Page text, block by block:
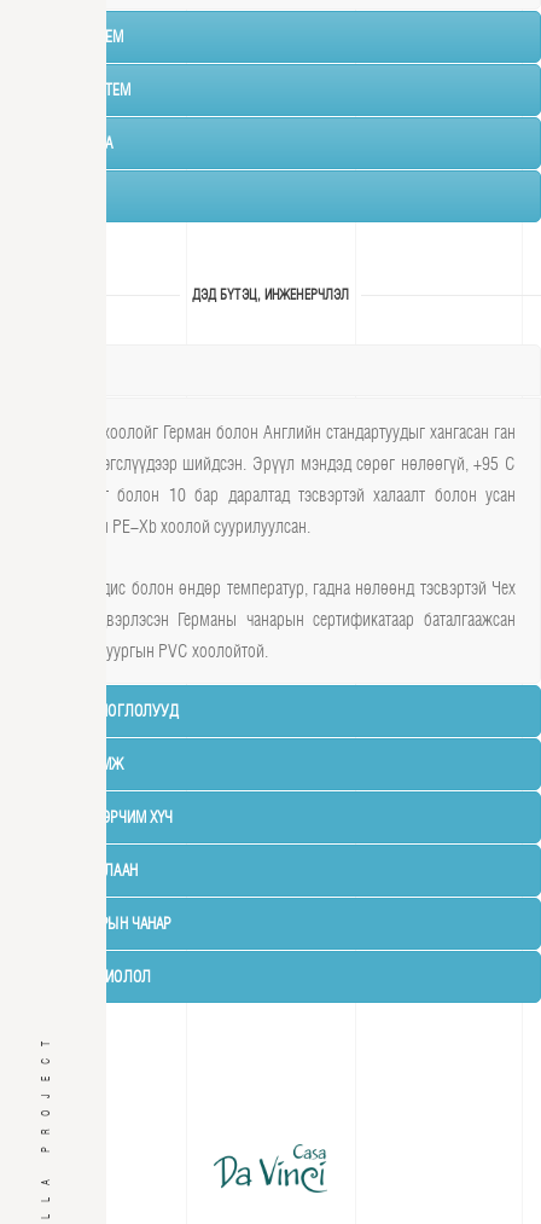
VILLA PROJECT
ХАНЫН СИСТЕМ
ШАЛНЫ СИСТЕМ
ЦОНХ, ХААЛГА
ДЭД БҮТЭЦ, ИНЖЕНЕРЧЛЭЛ
Бүх шугам хоолойг Герман болон Английн стандартуудыг хангасан ган
холбох хэрэгслүүдээр шийдсэн. Эрүүл мэндэд сөрөг нөлөөгүй, +95 C
температурт болон 10 бар даралтад тэсвэртэй халаалт болон усан
хангамжийн PE-Xb хоолой суурилуулсан.
Химийн бодис болон өндөр температур, гадна нөлөөнд тэсвэртэй Чех
улсад үйлдвэрлэсэн Германы чанарын сертификатаар баталгаажсан
ариутгах татуургын PVC хоолойтой.
АЦӨ НИЙ ТОНОГЛОЛУУД
УСАН ХАНГАМЖ
ЦАХИЛГААН ЭРЧИМ ХҮЧ
ХАЛААЛТ ДУЛААН
ДОТОР АГААРЫН ЧАНАР
ХОЛБОО ДОХИОЛОЛ